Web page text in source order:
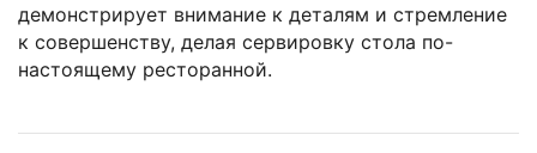
демонстрирует внимание к деталям и стремление
к совершенству, делая сервировку стола по-
настоящему ресторанной.